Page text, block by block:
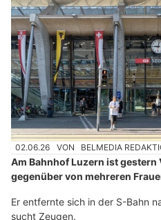
02.06.26 VON BELMEDIA
Am Bahnhof Luzern ist gestern
gegenüber von mehreren
Er entfernte sich in der S-Bahn
sucht Zeugen.